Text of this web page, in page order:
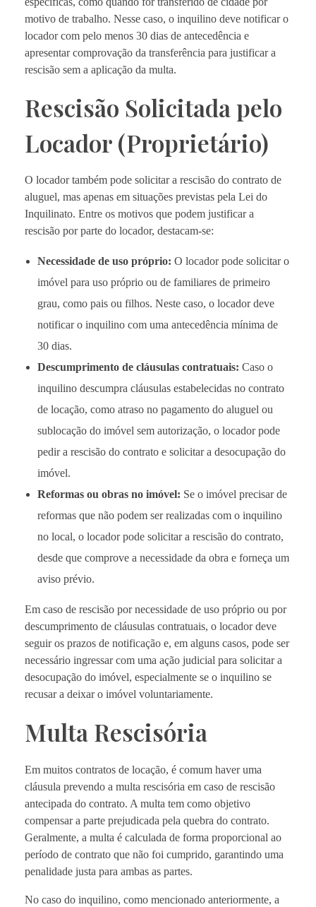
motivo de trabalho. Nesse caso, o inquilino deve notificar o
locador com pelo menos 30 dias de antecedência e
apresentar comprovação da transferência para justificar a
rescisão sem a aplicação da multa.
Rescisão Solicitada pelo
Locador (Proprietário)
O locador também pode solicitar a rescisão do contrato de
aluguel, mas apenas em situações previstas pela Lei do
Inquilinato. Entre os motivos que podem justificar a
rescisão por parte do locador, destacam-se:
Necessidade de uso próprio: O locador pode solicitar o
imóvel para uso próprio ou de familiares de primeiro
grau, como pais ou filhos. Neste caso, o locador deve
notificar o inquilino com uma antecedência mínima de
30 dias.
Descumprimento de cláusulas contratuais: Caso o
inquilino descumpra cláusulas estabelecidas no contrato
de locação, como atraso no pagamento do aluguel ou
sublocação do imóvel sem autorização, o locador pode
pedir a rescisão do contrato e solicitar a desocupação do
imóvel.
Reformas ou obras no imóvel: Se o imóvel precisar de
reformas que não podem ser realizadas com o inquilino
no local, o locador pode solicitar a rescisão do contrato,
desde que comprove a necessidade da obra e forneça um
aviso prévio.
Em caso de rescisão por necessidade de uso próprio ou por
descumprimento de cláusulas contratuais, o locador deve
seguir os prazos de notificação e, em alguns casos, pode ser
necessário ingressar com uma ação judicial para solicitar a
desocupação do imóvel, especialmente se o inquilino se
recusar a deixar o imóvel voluntariamente.
Multa Rescisória
Em muitos contratos de locação, é comum haver uma
cláusula prevendo a multa rescisória em caso de rescisão
antecipada do contrato. A multa tem como objetivo
compensar a parte prejudicada pela quebra do contrato.
Geralmente, a multa é calculada de forma proporcional ao
período de contrato que não foi cumprido, garantindo uma
penalidade justa para ambas as partes.
No caso do inquilino, como mencionado anteriormente, a